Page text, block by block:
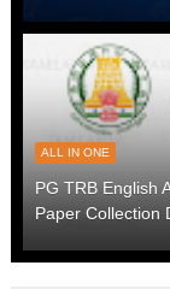
ALL IN ONE
PG TRB English
Paper Collection